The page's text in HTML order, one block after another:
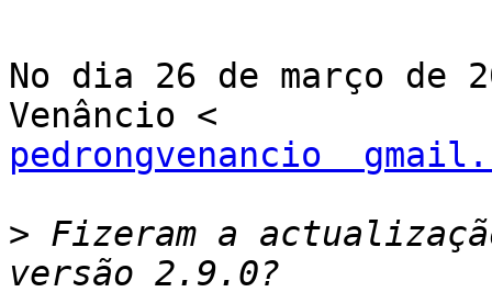
No dia 26 de março de
pedrongvenancio
> Fizeram a